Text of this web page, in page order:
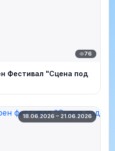
76
Фестивал "Сцена под
18.06.2026 – 21.06.2026